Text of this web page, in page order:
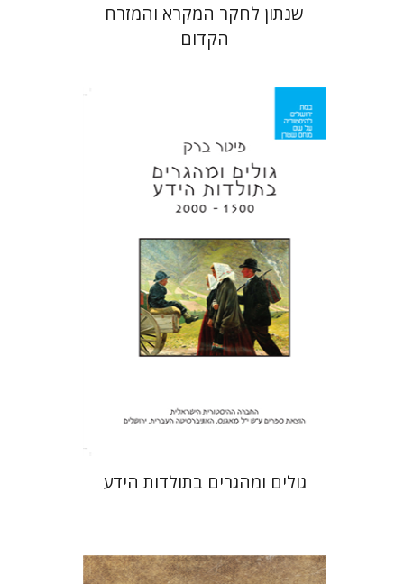
שנתון לחקר המקרא והמזרח
הקדום
פיטר ברק
יפתח בריל
גולים ומהגרים בתולדות הידע